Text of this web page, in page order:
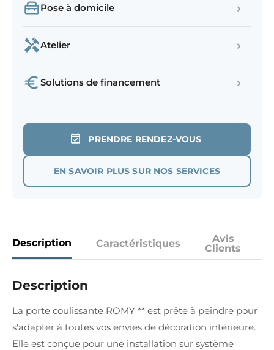
Pose à domicile ›
Atelier ›
Solutions de financement ›
PRENDRE RENDEZ-VOUS
EN SAVOIR PLUS SUR NOS SERVICES
Description Caractéristiques
Avis
Clients
Description
La porte coulissante ROMY ** est prête à peindre pour
s'adapter à toutes vos envies de décoration intérieure.
Elle est conçue pour une installation sur système